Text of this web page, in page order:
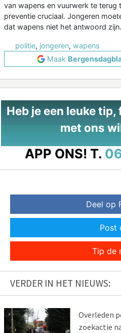
van wapens en vuurwerk te terug
preventie cruciaal. Jongeren
dat wapens niet het antwoord zijn.
politie, jongeren, wapens
Maak
Heb je een leuke
met ons
APP ONS! T.
Deel op
Post
Tip de
VERDER IN HET NIEUWS:
Overleden
zoekactie